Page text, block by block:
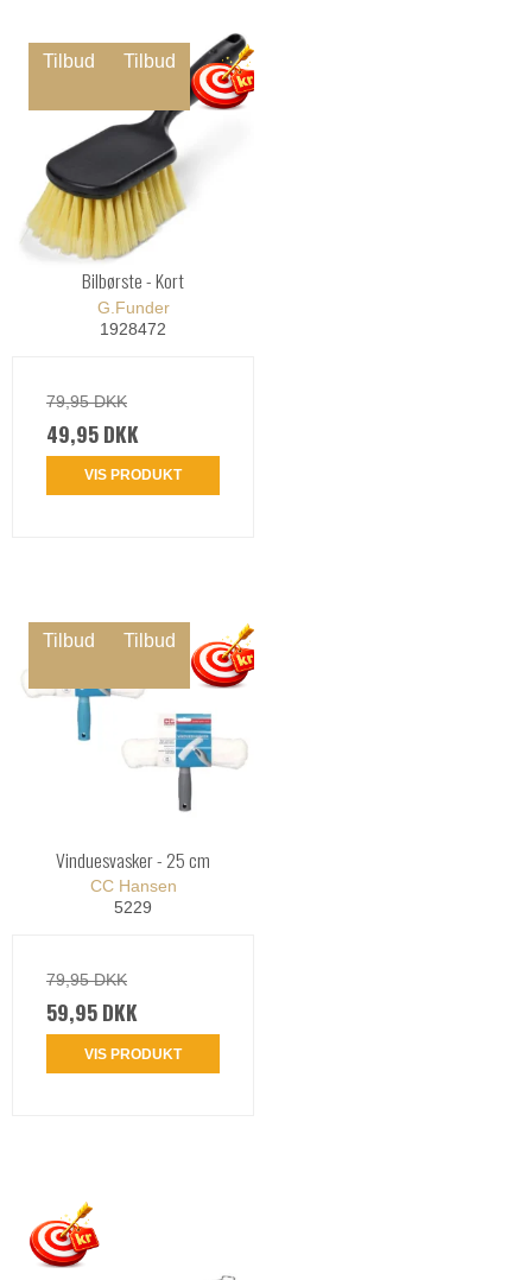
Tilbud Tilbud
Bilbørste - Kort
G.Funder
1928472
79,95 DKK
49,95 DKK
VIS PRODUKT
Tilbud Tilbud
Vinduesvasker - 25 cm
CC Hansen
5229
79,95 DKK
59,95 DKK
VIS PRODUKT